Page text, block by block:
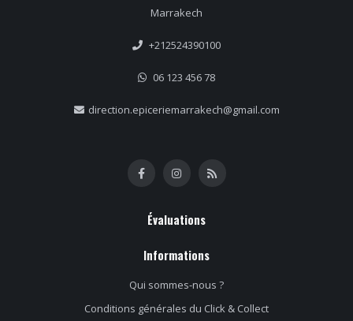
Marrakech
+212524390100
06 123 456 78
direction.epiceriemarrakech@gmail.com
Évaluations
Informations
Qui sommes-nous ?
Conditions générales du Click & Collect